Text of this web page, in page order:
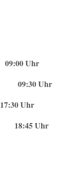
Uhr ab
Uhr
Uhr